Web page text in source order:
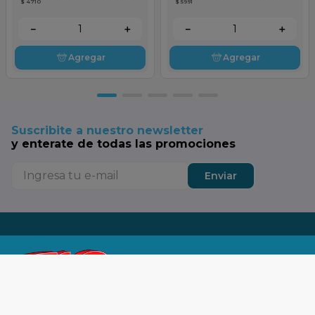
$ 4710
＋
－
Agregar
$ 5991
＋
－
Agregar
Suscribite a nuestro newsletter
y enterate de todas las promociones
Enviar